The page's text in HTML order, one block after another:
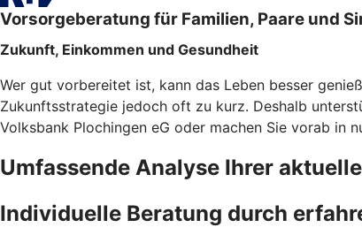
Vorsorgeberatung für Familien, Paare und
Zukunft, Einkommen und Gesundheit
Wer gut vorbereitet ist, kann das Leben besser
Zukunftsstrategie jedoch oft zu kurz. Deshalb
Volksbank Plochingen eG oder machen Sie vorab in
Umfassende Analyse Ihrer
Individuelle Beratung durch